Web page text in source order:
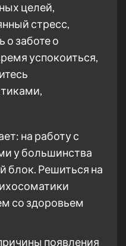
целей,
стресс,
о заботе о
успокоиться,
на работу с
у большинства
блок. Решиться на
со здоровьем